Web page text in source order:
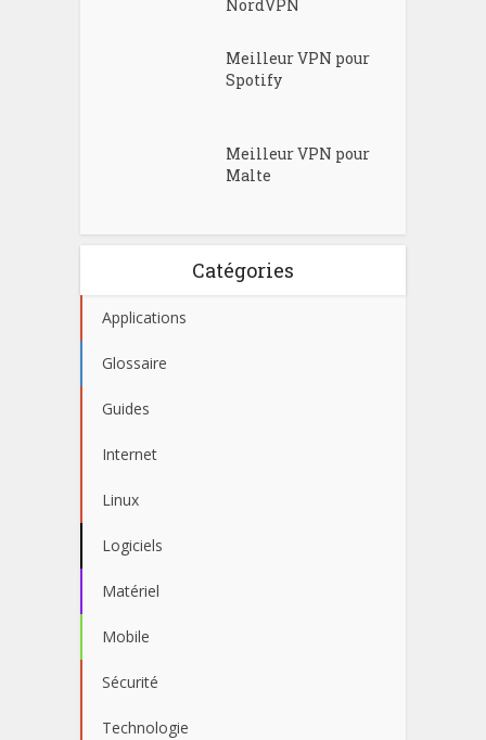
NordVPN
Meilleur VPN pour
Spotify
Meilleur VPN pour
Malte
Catégories
Applications
Glossaire
Guides
Internet
Linux
Logiciels
Matériel
Mobile
Sécurité
Technologie